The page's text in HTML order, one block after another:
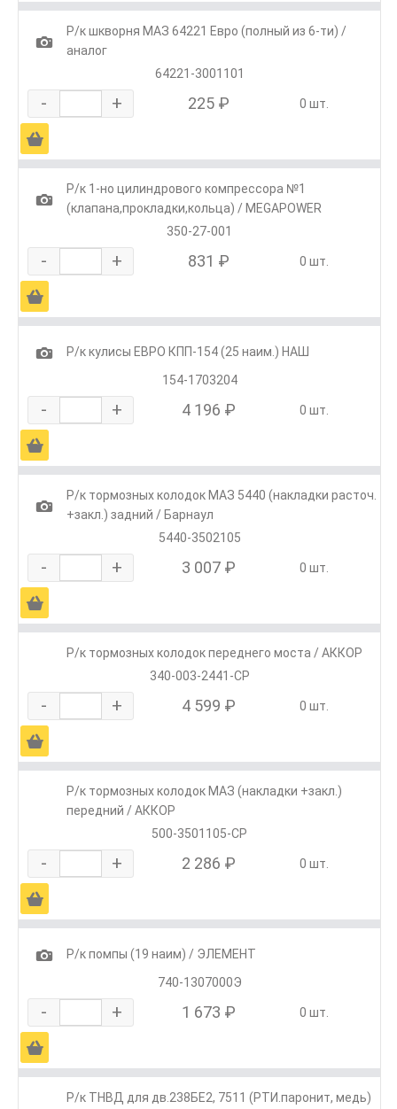
1
Р/к шкворня МАЗ 64221 Евро (полный из 6-ти) /
аналог
64221-3001101
- + 225 ₽ 0 шт.
Ä
1
Р/к 1-но цилиндрового компрессора №1
(клапана,прокладки,кольца) / MEGAPOWER
350-27-001
- + 831 ₽ 0 шт.
Ä
1
Р/к кулисы ЕВРО КПП-154 (25 наим.) НАШ
154-1703204
- + 4 196 ₽ 0 шт.
Ä
1
Р/к тормозных колодок МАЗ 5440 (накладки расточ.
+закл.) задний / Барнаул
5440-3502105
- + 3 007 ₽ 0 шт.
Ä
Р/к тормозных колодок переднего моста / АККОР
340-003-2441-СР
- + 4 599 ₽ 0 шт.
Ä
Р/к тормозных колодок МАЗ (накладки +закл.)
передний / АККОР
500-3501105-СР
- + 2 286 ₽ 0 шт.
Ä
1
Р/к помпы (19 наим) / ЭЛЕМЕНТ
740-1307000Э
- + 1 673 ₽ 0 шт.
Ä
Р/к ТНВД для дв.238БЕ2, 7511 (РТИ.паронит, медь)